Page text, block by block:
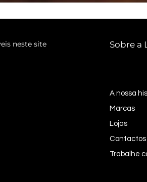
neste site Sobre a
A nossa
Marcas
Lojas
Contactos
Trabalhe